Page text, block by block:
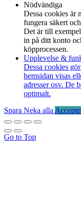
Nödvändiga
Dessa cookies är
fungera säkert
Det är till
in på ditt konto
köpprocessen.
Upplevelse &
Dessa cookies
hemsidan visas
adresser osv. De
optimalt.
Spara Neka alla
Go to Top